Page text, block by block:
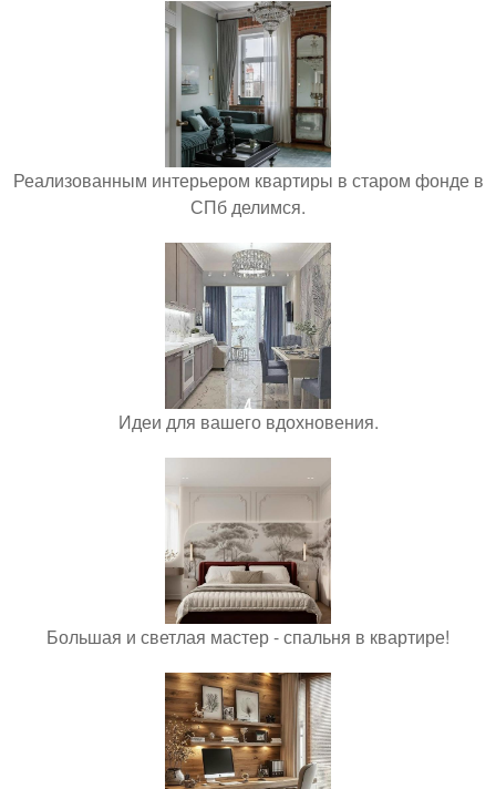
Реализованным интерьером квартиры в старом фонде в
СПб делимся.
Идеи для вашего вдохновения.
Большая и светлая мастер - спальня в квартире!